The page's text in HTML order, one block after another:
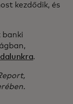
kezdődik, és
banki
.